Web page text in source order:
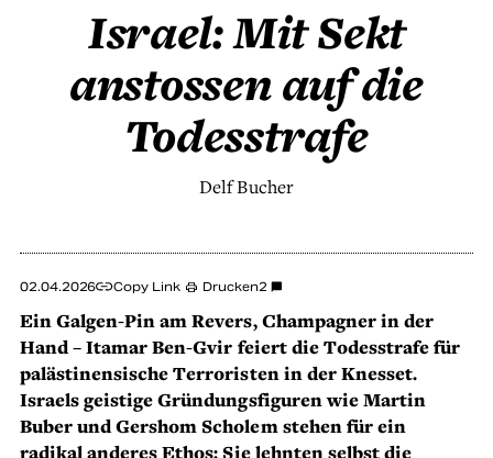
Israel: Mit Sekt
anstossen auf die
Todesstrafe
Delf Bucher
02.04.2026 Copy Link Drucken2
Ein Galgen-Pin am Revers, Champagner in der
Hand – Itamar Ben-Gvir feiert die Todesstrafe für
palästinensische Terroristen in der Knesset.
Israels geistige Gründungsfiguren wie Martin
Buber und Gershom Scholem stehen für ein
radikal anderes Ethos: Sie lehnten selbst die